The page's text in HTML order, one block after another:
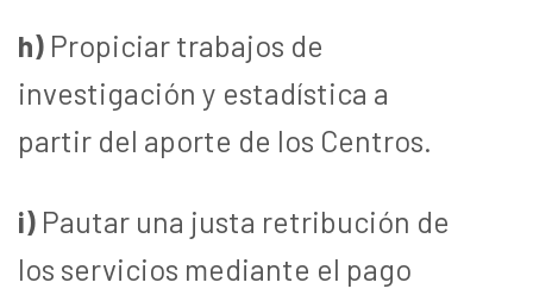
h) Propiciar trabajos de
investigación y estadística a
partir del aporte de los Centros.
i) Pautar una justa retribución de
los servicios mediante el pago